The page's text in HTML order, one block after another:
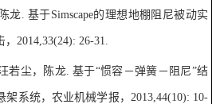
龙.基于Simscape的理想地棚阻尼被动实
2014,33(24): 26-31.
若尘，陈龙.基于“惯容－弹簧－阻尼”结
系统，农业机械学报， 2013,44(10): 10-